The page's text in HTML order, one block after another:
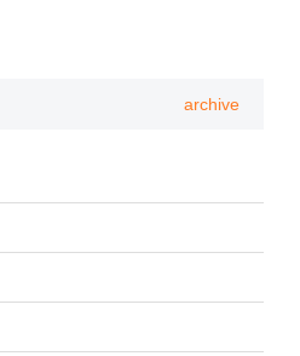
archive